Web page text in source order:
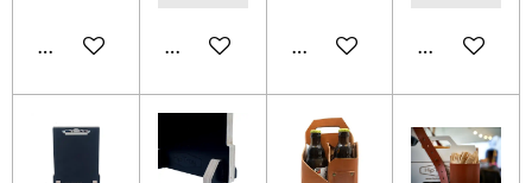
Add to cart Add to cart Add to cart Add to cart